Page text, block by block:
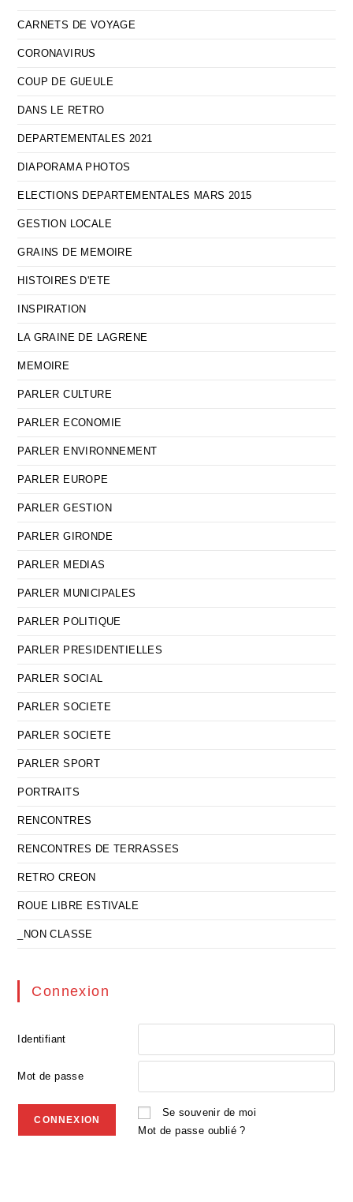
CARNETS DE VOYAGE
CORONAVIRUS
COUP DE GUEULE
DANS LE RETRO
DEPARTEMENTALES 2021
DIAPORAMA PHOTOS
ELECTIONS DEPARTEMENTALES MARS 2015
GESTION LOCALE
GRAINS DE MEMOIRE
HISTOIRES D'ETE
INSPIRATION
LA GRAINE DE LAGRENE
MEMOIRE
PARLER CULTURE
PARLER ECONOMIE
PARLER ENVIRONNEMENT
PARLER EUROPE
PARLER GESTION
PARLER GIRONDE
PARLER MEDIAS
PARLER MUNICIPALES
PARLER POLITIQUE
PARLER PRESIDENTIELLES
PARLER SOCIAL
PARLER SOCIETE
PARLER SOCIETE
PARLER SPORT
PORTRAITS
RENCONTRES
RENCONTRES DE TERRASSES
RETRO CREON
ROUE LIBRE ESTIVALE
_NON CLASSE
Connexion
Identifiant
Mot de passe
Se souvenir de moi
Mot de passe oublié ?